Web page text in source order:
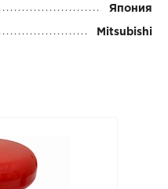
Япония
Mitsubishi